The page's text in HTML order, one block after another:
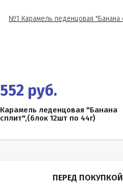
552 руб.
Карамель леденцовая "Банана
сплит",(блок 12шт по 44г)
ПЕРЕД ПОКУПКОЙ